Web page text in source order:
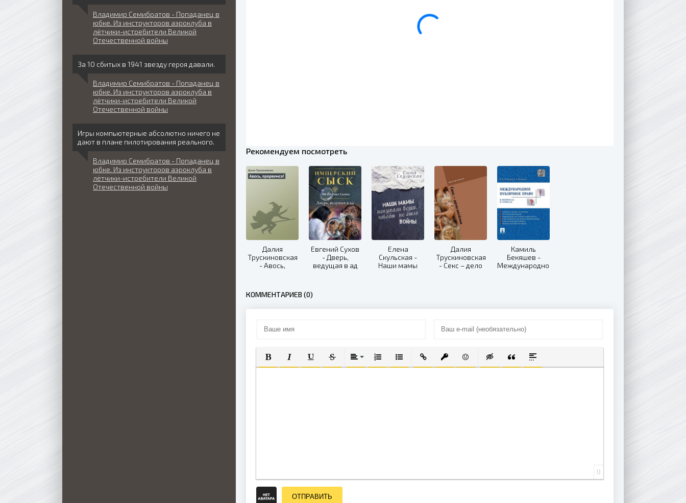
Рекомендуем посмотреть
Далия
Трускиновская
- Авось,
Евгений Сухов
- Дверь,
ведущая в ад
Елена
Скульская -
Наши мамы
Далия
Трускиновская
- Секс – дело
Камиль
Бекяшев -
Международное
КОММЕНТАРИЕВ (0)
ПОЛУЖИРНЫЙ
КУРСИВПОДЧЕРКНУТЫЙ
ЗАЧЕРКНУТЫЙВЫРАВНИВАНИЕ
НУМЕРОВАННЫЙ СПИСОК
МАРКИРОВАННЫЙ СПИСОК
ВСТАВИТЬ ССЫЛКУ
ВСТАВИТЬ ЗАЩИЩЕННУЮ ССЫЛКУ
ВСТАВИТЬ СМАЙЛИК
ВСТАВКА СКРЫТОГО ТЕКСТА
ВСТАВКА ЦИТАТЫ
ВСТАВКА СПОЙЛЕРА
0
ОТПРАВИТЬ
Владимир Семибратов - Попаданец в
юбке. Из инструкторов аэроклуба в
лётчики-истребители Великой
Отечественной войны
За 10 сбитых в 1941 звезду героя давали.
Владимир Семибратов - Попаданец в
юбке. Из инструкторов аэроклуба в
лётчики-истребители Великой
Отечественной войны
Игры компьютерные абсолютно ничего не
дают в плане пилотирования реального.
Владимир Семибратов - Попаданец в
юбке. Из инструкторов аэроклуба в
лётчики-истребители Великой
Отечественной войны